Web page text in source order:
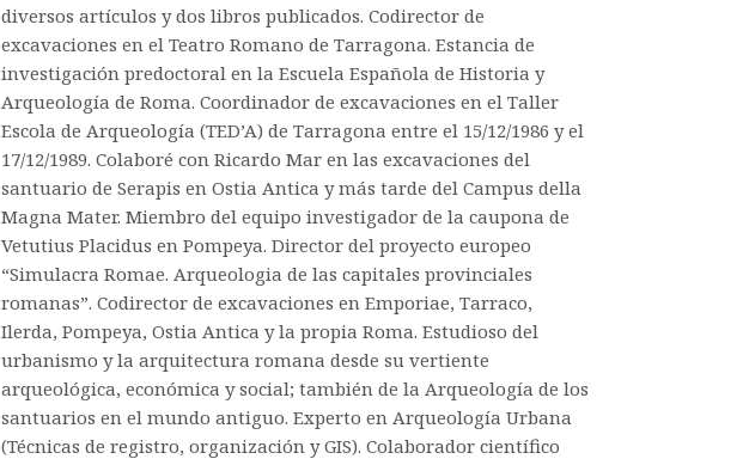
diversos artículos y dos libros publicados. Codirector de
excavaciones en el Teatro Romano de Tarragona. Estancia de
investigación predoctoral en la Escuela Española de Historia y
Arqueología de Roma. Coordinador de excavaciones en el Taller
Escola de Arqueología (TED’A) de Tarragona entre el 15/12/1986 y el
17/12/1989. Colaboré con Ricardo Mar en las excavaciones del
santuario de Serapis en Ostia Antica y más tarde del Campus della
Magna Mater. Miembro del equipo investigador de la caupona de
Vetutius Placidus en Pompeya. Director del proyecto europeo
“Simulacra Romae. Arqueologia de las capitales provinciales
romanas”. Codirector de excavaciones en Emporiae, Tarraco,
Ilerda, Pompeya, Ostia Antica y la propia Roma. Estudioso del
urbanismo y la arquitectura romana desde su vertiente
arqueológica, económica y social; también de la Arqueología de los
santuarios en el mundo antiguo. Experto en Arqueología Urbana
(Técnicas de registro, organización y GIS). Colaborador científico